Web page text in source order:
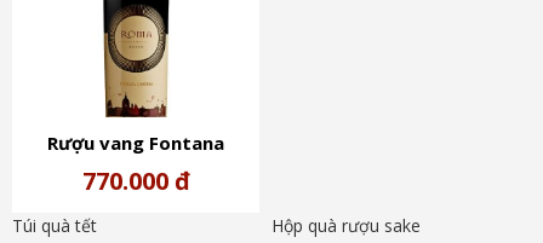
Rượu vang Fontana
Candida Roma Rosso
770.000 đ
Túi quà tết
Hộp quà rượu sake